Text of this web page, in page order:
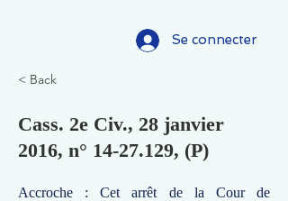
Se connecter
< Back
Cass. 2e Civ., 28 janvier
2016, n° 14-27.129, (P)
Accroche : Cet arrêt de la Cour de